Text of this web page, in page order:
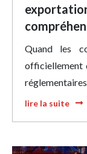
Quand les
officiellement
lire la suite